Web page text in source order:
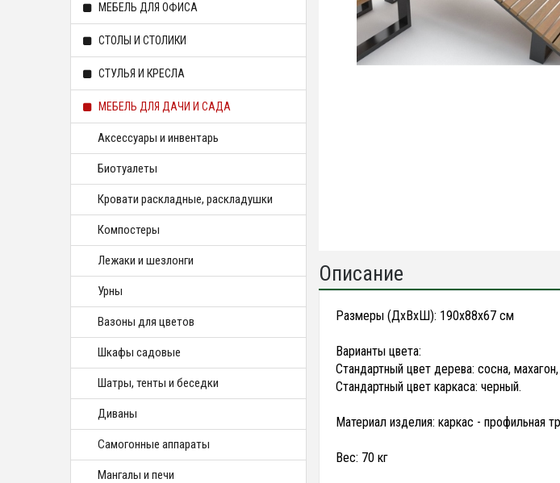
МЕБЕЛЬ ДЛЯ ОФИСА
СТОЛЫ И СТОЛИКИ
СТУЛЬЯ И КРЕСЛА
МЕБЕЛЬ ДЛЯ ДАЧИ И САДА
Аксессуары и инвентарь
Биотуалеты
Кровати раскладные, раскладушки
Компостеры
Лежаки и шезлонги
Урны
Вазоны для цветов
Шкафы садовые
Шатры, тенты и беседки
Диваны
Самогонные аппараты
Мангалы и печи
Описание
Размеры (ДхВхШ): 190х88х67 см
Варианты цвета:
Стандартный цвет дерева: сосна,
Стандартный цвет каркаса: черный.
Материал изделия: каркас - профильная
Вес: 70 кг